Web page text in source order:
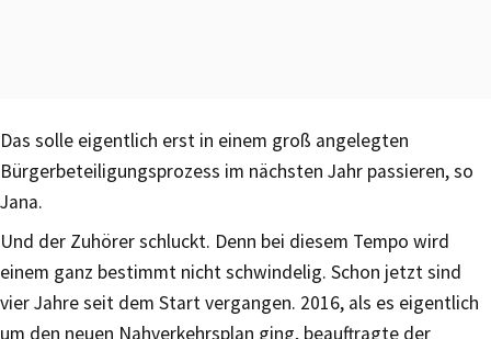
Das solle eigentlich erst in einem groß angelegten
Bürgerbeteiligungsprozess im nächsten Jahr passieren, so
Jana.
Und der Zuhörer schluckt. Denn bei diesem Tempo wird
einem ganz bestimmt nicht schwindelig. Schon jetzt sind
vier Jahre seit dem Start vergangen. 2016, als es eigentlich
um den neuen Nahverkehrsplan ging, beauftragte der